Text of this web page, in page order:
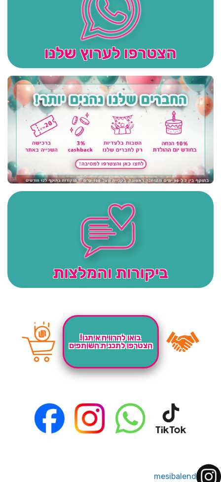
הצטרפו לערוץ שלנו
ביקורות והמלצות
בואו להרוויח איתנו!
הצטרפו לתכנית השותפים
mesibalend